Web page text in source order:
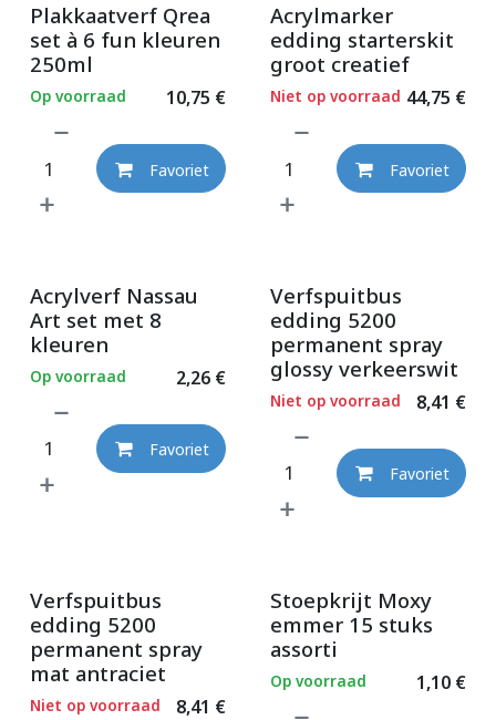
Plakkaatverf Qrea
set à 6 fun kleuren
250ml
10,75 €
Op voorraad
Favoriet
Acrylmarker
edding starterskit
groot creatief
44,75 €
Niet op voorraad
Favoriet
Acrylverf Nassau
Art set met 8
kleuren
2,26€
Op voorraad
Favoriet
Verfspuitbus
edding 5200
permanent spray
glossy verkeerswit
8,41 €
Niet op voorraad
Favoriet
Verfspuitbus
edding 5200
permanent spray
mat antraciet
8,41 €
Niet op voorraad
Stoepkrijt Moxy
emmer 15 stuks
assorti
1,10€
Op voorraad